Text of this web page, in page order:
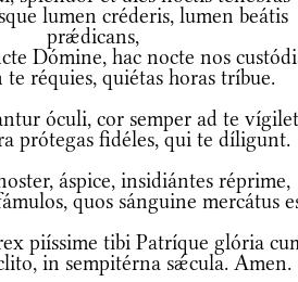
lumen créderis, lumen beátis
prǽdicans,
Dómine, hac nocte nos
te réquies, quiétas horas tríbue.
óculi, cor semper ad te
prótegas fidéles, qui te díligunt.
áspice, insidiántes réprime,
quos sánguine mercátus
piíssime tibi Patríque glória
in sempitérna sǽcula. Amen.